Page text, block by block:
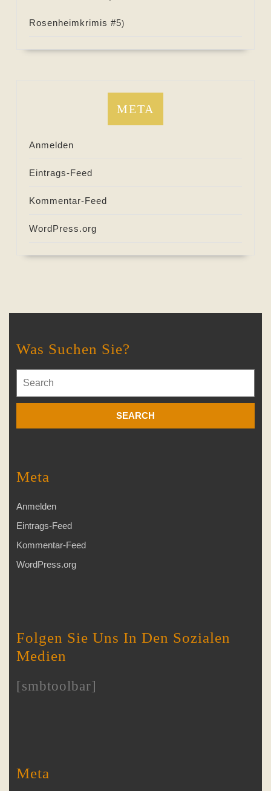
Rosenheimkrimis #5)
META
Anmelden
Eintrags-Feed
Kommentar-Feed
WordPress.org
Was Suchen Sie?
for:
Meta
Anmelden
Eintrags-Feed
Kommentar-Feed
WordPress.org
Folgen Sie Uns In Den Sozialen
Medien
[smbtoolbar]
Meta